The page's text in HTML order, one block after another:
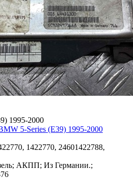
1995-2000
5-Series (E39) 1995-2000
1422770, 24601422788,
АКПП; Из Германии.;